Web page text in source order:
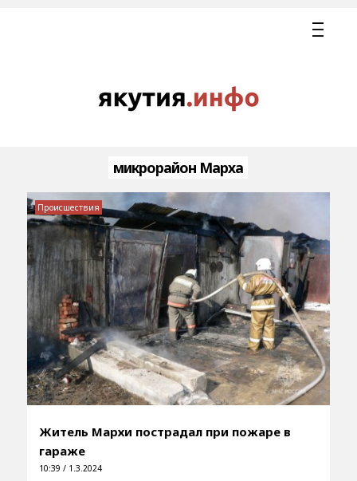
микрорайон Марха
Житель Мархи пострадал при пожаре в
гараже
10:39 / 1.3.2024
Происшествия